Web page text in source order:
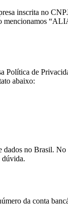
no CNPJ:
mencionamos
Política de
abaixo:
no Brasil.
dúvida.
da conta